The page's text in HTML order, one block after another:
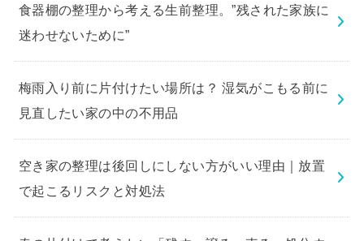
食器棚の整理から考える生前整理。”残された家族に
迷わせないために”
梅雨入り前に片付けたい場所は？ 湿気がこもる前に
見直したい家の中の不用品
空き家の整理は後回しにしない方がいい理由｜放置
で起こるリスクと対処法